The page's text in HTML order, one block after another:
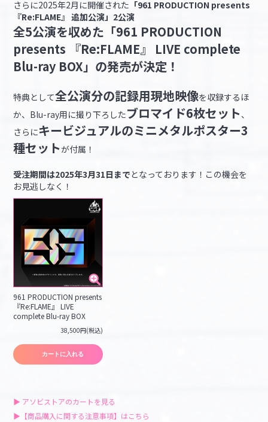
さらに2025年2月に開催された 「961 PRODUCTION presents
『Re:FLAME』 追加公演」2公演
全5公演を収めた「961 PRODUCTION
presents 『Re:FLAME』 LIVE complete
Blu-ray BOX」の発売が決定！
特典として全公演分の記録用現地映像を収録するほ
か、Blu-ray用に撮り下ろしたブロマイド6枚セット 、
さらにキービジュアルのミニメタルポスター3
種セットが付属！
受注期間は2025年3月31日までとなっております！この機会を
お見逃しなく！
961 PRODUCTION presents
『Re:FLAME』 LIVE
complete Blu-ray BOX
38,500円(税込)
カートに入れる
▶︎ アソビストアのカートを見る
▶︎【商品購入に関する注意事項】はこちら